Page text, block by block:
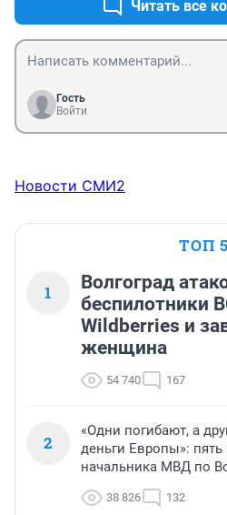
Читать все
Гость
Войти
Новости СМИ2
ТОП 5
1
Волгоград
беспилотники
Wildberries и
женщина
54 740 167
2
«Одни погибают, а
деньги Европы»: пять
начальника МВД по
38 826 132